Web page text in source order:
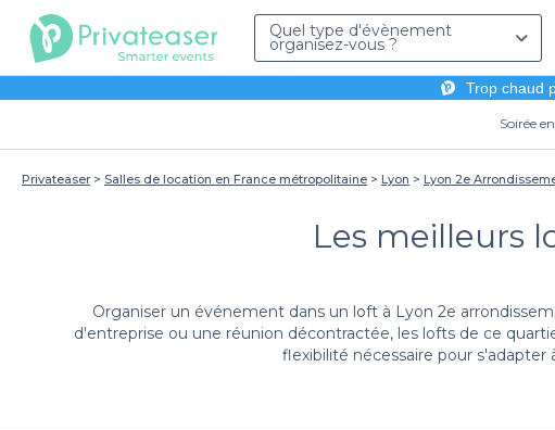
Quel type d'évènement
organisez-vous ?
Trop chaud
Soirée
Privateaser Salles de location en France métropolitaine Lyon Lyon 2e
Les meilleurs
Organiser un événement dans un loft à Lyon 2e
d'entreprise ou une réunion décontractée, les lofts de ce
flexibilité nécessaire pour